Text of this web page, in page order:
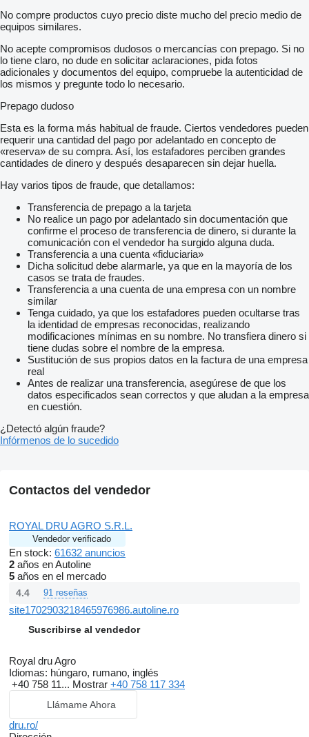
No compre productos cuyo precio diste mucho del precio medio de
equipos similares.
No acepte compromisos dudosos o mercancías con prepago. Si no
lo tiene claro, no dude en solicitar aclaraciones, pida fotos
adicionales y documentos del equipo, compruebe la autenticidad de
los mismos y pregunte todo lo necesario.
Prepago dudoso
Esta es la forma más habitual de fraude. Ciertos vendedores pueden
requerir una cantidad del pago por adelantado en concepto de
«reserva» de su compra. Así, los estafadores perciben grandes
cantidades de dinero y después desaparecen sin dejar huella.
Hay varios tipos de fraude, que detallamos:
Transferencia de prepago a la tarjeta
No realice un pago por adelantado sin documentación que
confirme el proceso de transferencia de dinero, si durante la
comunicación con el vendedor ha surgido alguna duda.
Transferencia a una cuenta «fiduciaria»
Dicha solicitud debe alarmarle, ya que en la mayoría de los
casos se trata de fraudes.
Transferencia a una cuenta de una empresa con un nombre
similar
Tenga cuidado, ya que los estafadores pueden ocultarse tras
la identidad de empresas reconocidas, realizando
modificaciones mínimas en su nombre. No transfiera dinero si
tiene dudas sobre el nombre de la empresa.
Sustitución de sus propios datos en la factura de una empresa
real
Antes de realizar una transferencia, asegúrese de que los
datos especificados sean correctos y que aludan a la empresa
en cuestión.
¿Detectó algún fraude?
Infórmenos de lo sucedido
Contactos del vendedor
ROYAL DRU AGRO S.R.L.
Vendedor verificado
En stock: 61632 anuncios
2 años en Autoline
5 años en el mercado
4.4 91 reseñas
site1702903218465976986.autoline.ro
Suscribirse al vendedor
Royal dru Agro
Idiomas: húngaro, rumano, inglés
+40 758 11... Mostrar +40 758 117 334
Llámame Ahora
dru.ro/